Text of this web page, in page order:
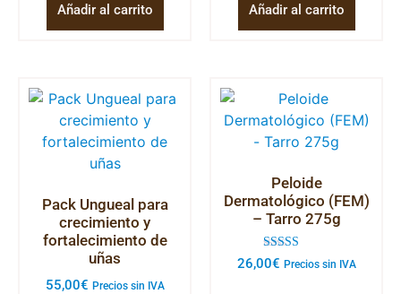
Añadir al carrito Añadir al carrito
Pack Ungueal para
crecimiento y
fortalecimiento de
uñas
55,00€ Precios sin IVA
Peloide
Dermatológico (FEM)
– Tarro 275g
Valorado con
5.00
26,00€ Precios sin IVA